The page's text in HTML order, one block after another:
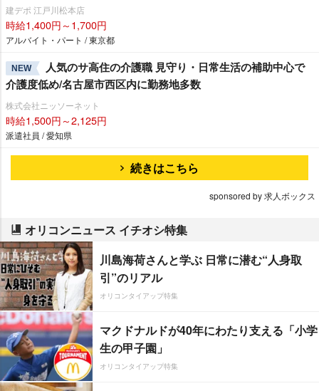
建デポ 江戸川松本店
時給1,400円～1,700円
アルバイト・パート / 東京都
NEW
人気のサ高住の介護職 見守り・日常生活の補助中心で
介護度低め/名古屋市西区内に勤務地多数
株式会社ニッソーネット
時給1,500円～2,125円
派遣社員 / 愛知県
続きはこちら
sponsored by 求人ボックス
オリコンニュース イチオシ特集
川島海荷さんと学ぶ 日常に潜む“人身取
引”のリアル
オリコンタイアップ特集
マクドナルドが40年にわたり支える「小学
生の甲子園」
オリコンタイアップ特集